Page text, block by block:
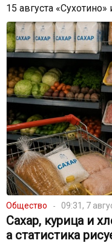
15 августа «Сухотино»
Общество 09:31, 7
Сахар, курица и
а статистика